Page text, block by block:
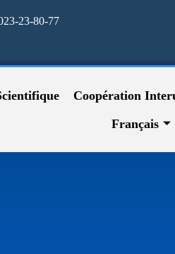
23-80-77
Coopération
Français